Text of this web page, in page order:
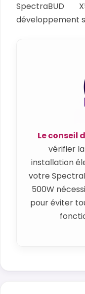
développement
Le conseil
vérifier
installation
votre
500W
pour éviter